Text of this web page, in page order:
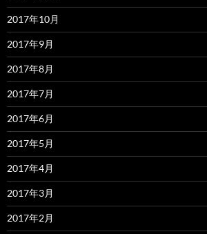
2017年10月
2017年9月
2017年8月
2017年7月
2017年6月
2017年5月
2017年4月
2017年3月
2017年2月